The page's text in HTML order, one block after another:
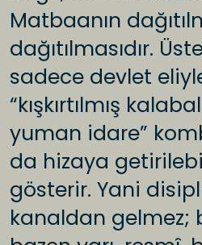
Matbaanın
dağıtılmasıdır.
sadece devlet
“kışkırtılmış
yuman idare”
da hizaya
gösterir. Yani
kanaldan gelmez;